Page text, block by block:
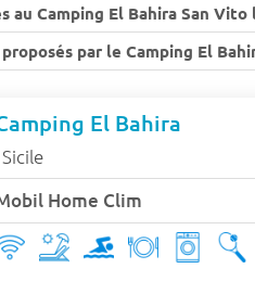
Camping El Bahira San Vito
par le Camping El
El Bahira
Sicile
Home Clim